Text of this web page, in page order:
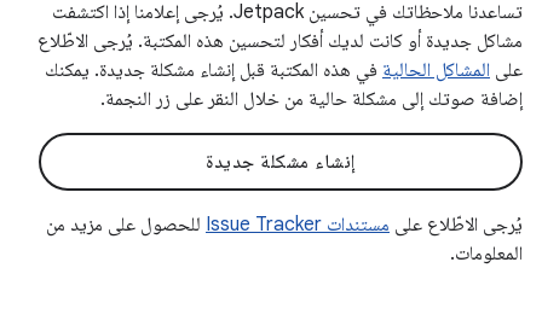
تساعدنا ملاحظاتك في تحسين Jetpack. يُرجى إعلامنا إذا اكتشفت
مشاكل جديدة أو كانت لديك أفكار لتحسين هذه المكتبة. يُرجى الاطّلاع
على المشاكل الحالية في هذه المكتبة قبل إنشاء مشكلة جديدة. يمكنك
إضافة صوتك إلى مشكلة حالية من خلال النقر على زر النجمة.
إنشاء مشكلة جديدة
يُرجى الاطّلاع على مستندات Issue Tracker
للحصول على مزيد من
المعلومات.